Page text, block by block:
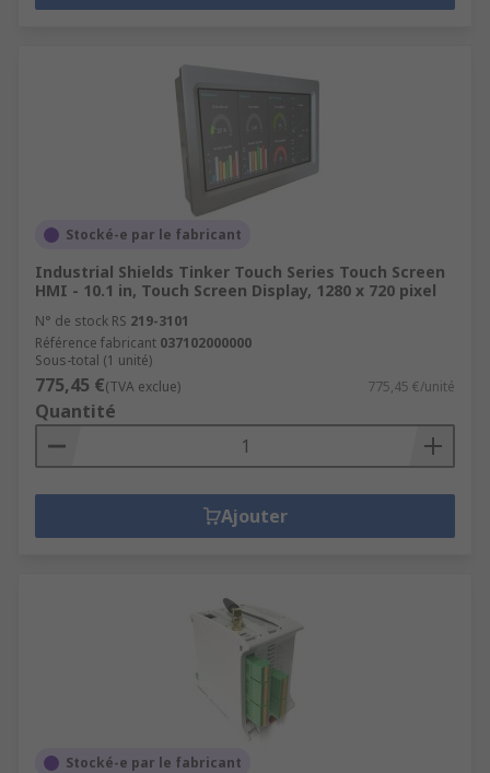
Stocké-e par le fabricant
Industrial Shields Tinker Touch Series Touch Screen
HMI - 10.1 in, Touch Screen Display, 1280 x 720 pixel
N° de stock RS 219-3101
Référence fabricant 037102000000
Sous-total (1 unité)
775,45 €(TVA exclue) 775,45 €/unité
Quantité
Ajouter
Stocké-e par le fabricant